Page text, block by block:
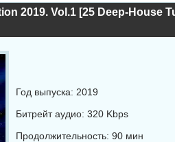
2019. Vol.1 [25 Deep-House
Год выпуска: 2019
Битрейт аудио: 320 Kbps
Продолжительность: 90 мин